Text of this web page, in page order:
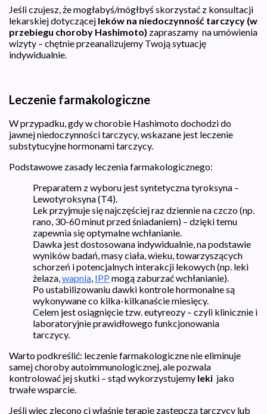
Jeśli czujesz, że mogłabyś/mógłbyś skorzystać z konsultacji
lekarskiej dotyczącej leków na niedoczynność tarczycy (w
przebiegu choroby Hashimoto) zapraszamy na umówienia
wizyty – chętnie przeanalizujemy Twoją sytuację
indywidualnie.
Leczenie farmakologiczne
W przypadku, gdy w chorobie Hashimoto dochodzi do
jawnej niedoczynności tarczycy, wskazane jest leczenie
substytucyjne hormonami tarczycy.
Podstawowe zasady leczenia farmakologicznego:
Preparatem z wyboru jest syntetyczna tyroksyna –
Lewotyroksyna (T4).
Lek przyjmuje się najczęściej raz dziennie na czczo (np.
rano, 30-60 minut przed śniadaniem) – dzięki temu
zapewnia się optymalne wchłanianie.
Dawka jest dostosowana indywidualnie, na podstawie
wyników badań, masy ciała, wieku, towarzyszących
schorzeń i potencjalnych interakcji lekowych (np. leki
żelaza,wapnia, IPP mogą zaburzać wchłanianie).
Po ustabilizowaniu dawki kontrole hormonalne są
wykonywane co kilka-kilkanaście miesięcy.
Celem jest osiągnięcie tzw. eutyreozy – czyli klinicznie i
laboratoryjnie prawidłowego funkcjonowania
tarczycy.
Warto podkreślić: leczenie farmakologiczne nie eliminuje
samej choroby autoimmunologicznej, ale pozwala
kontrolować jej skutki – stąd wykorzystujemy leki jako
trwałe wsparcie.
Jeśli więc zlecono ci właśnie terapię zastępczą tarczycy lub